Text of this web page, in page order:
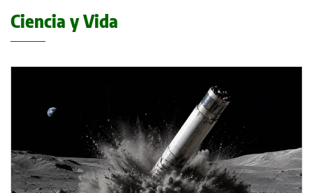
Ciencia y Vida